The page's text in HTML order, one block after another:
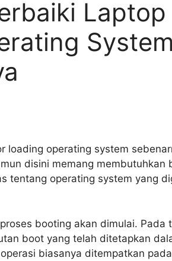
Laptop
loading operating system
disini memang membutuhkan
tentang operating system yang
booting akan dimulai. Pada
boot yang telah ditetapkan
biasanya ditempatkan